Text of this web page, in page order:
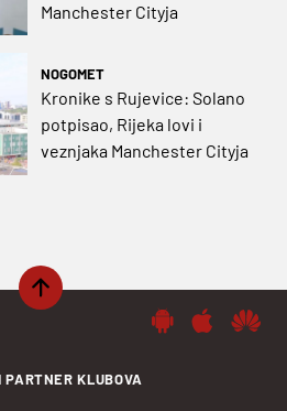
Manchester Cityja
NOGOMET
Kronike s Rujevice: Solano
potpisao, Rijeka lovi i
veznjaka Manchester Cityja
PARTNER KLUBOVA